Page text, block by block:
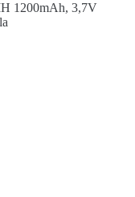
1200mAh, 3,7V